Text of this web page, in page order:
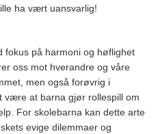
ha vært uansvarlig!
fokus på harmoni og høflighet
oss mot hverandre og våre
men også forøvrig i
være at barna gjør rollespill om
For skolebarna kan dette arte
evige dilemmaer og